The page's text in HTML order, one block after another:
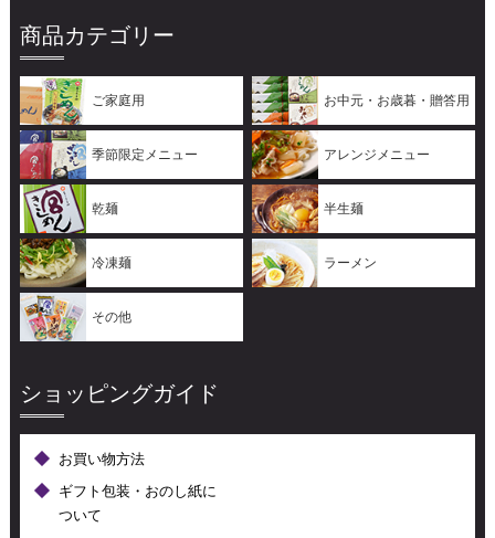
商品カテゴリー
ご家庭用 お中元・お歳暮・贈答用
季節限定メニュー アレンジメニュー
乾麺 半生麺
冷凍麺 ラーメン
その他
ショッピングガイド
お買い物方法
ギフト包装・おのし紙に
ついて